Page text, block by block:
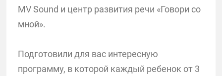
MV Sound и центр развития речи «Говори со
мной».
Подготовили для вас интересную
программу, в которой каждый ребенок от 3